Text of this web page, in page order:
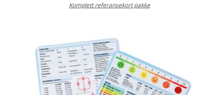
Komplett referansekort pakke